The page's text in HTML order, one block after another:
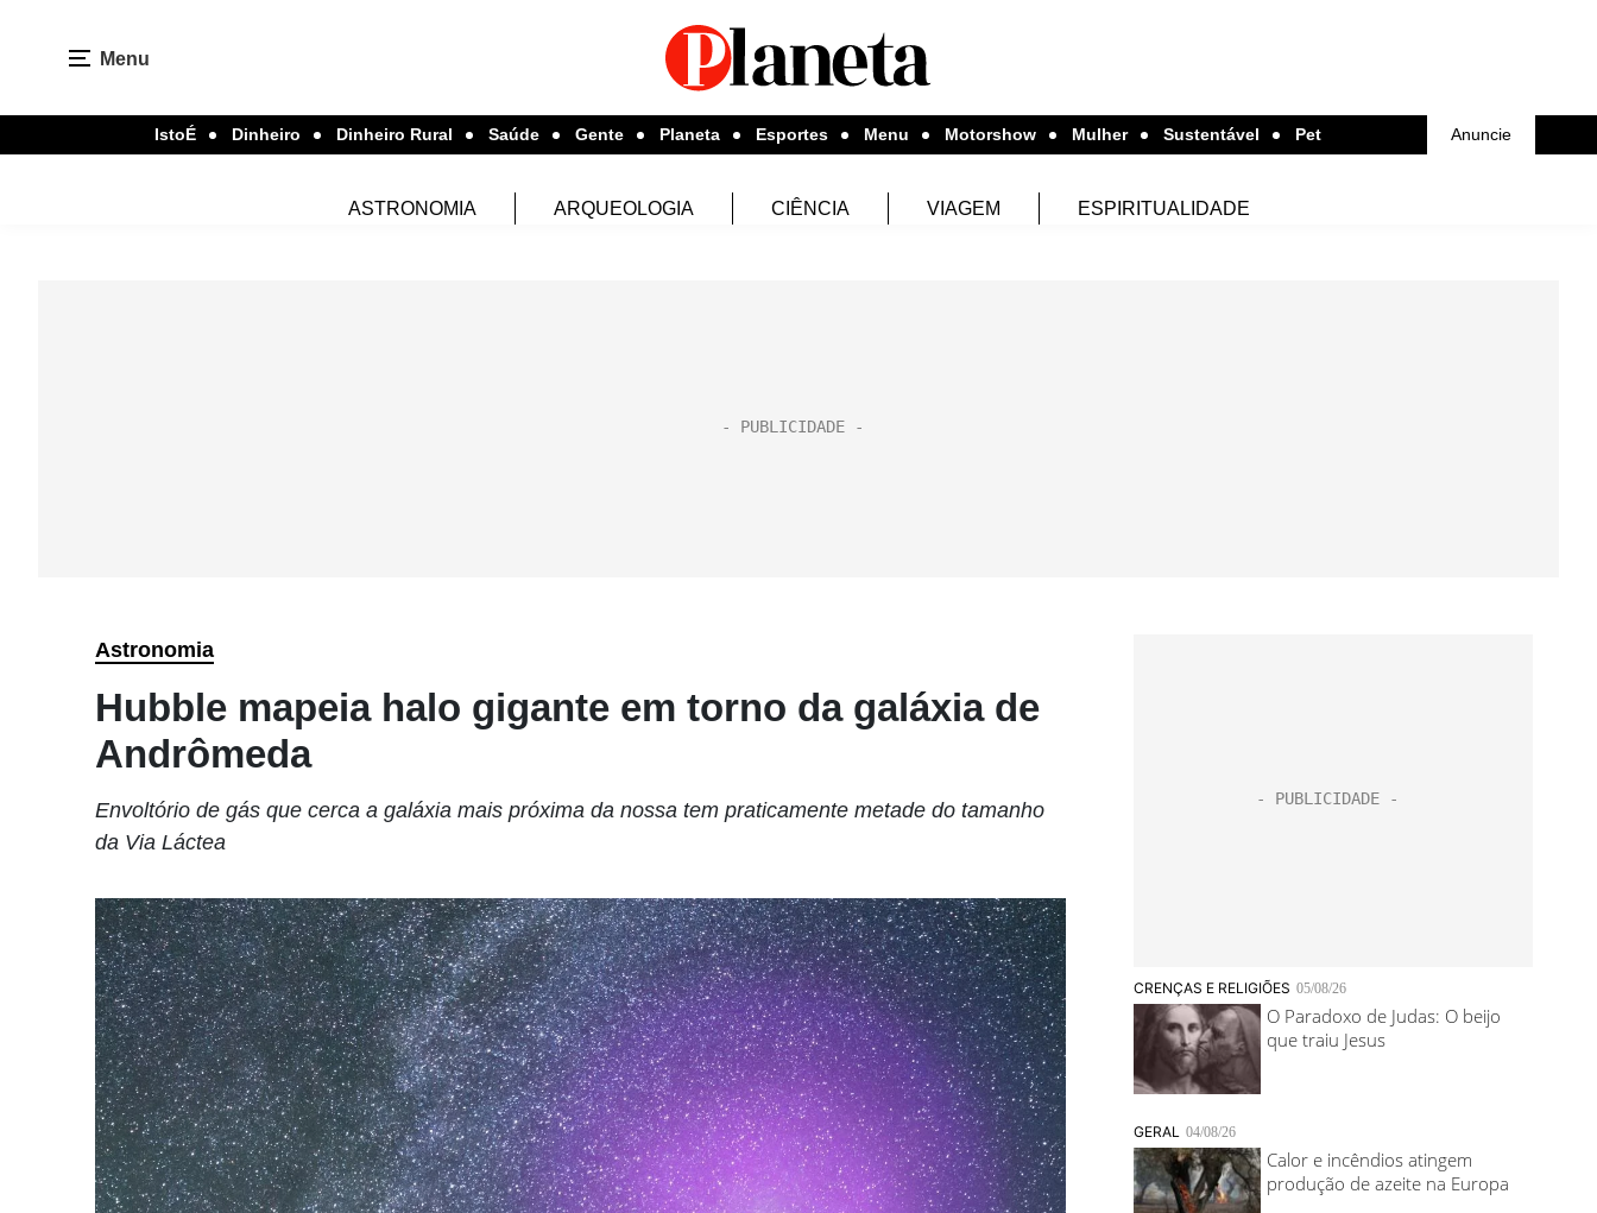
Menu
IstoÉ Dinheiro Dinheiro Rural Saúde Gente Planeta Esportes Menu Motorshow Mulher Sustentável Pet Anuncie
ASTRONOMIA ARQUEOLOGIA CIÊNCIA VIAGEM ESPIRITUALIDADE
Astronomia
Hubble mapeia halo gigante em torno da galáxia de
Andrômeda
Envoltório de gás que cerca a galáxia mais próxima da nossa tem praticamente metade do tamanho
da Via Láctea